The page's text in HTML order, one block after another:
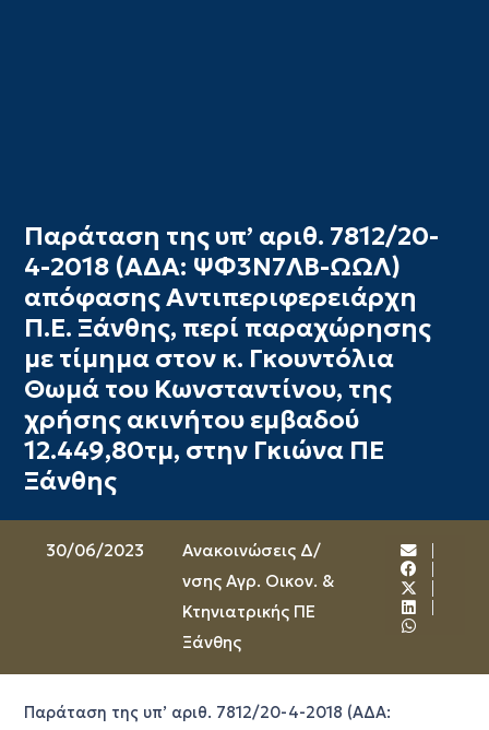
Παράταση της υπ’ αριθ. 7812/20-
4-2018 (ΑΔΑ: ΨΦ3Ν7ΛΒ-ΩΩΛ)
απόφασης Αντιπεριφερειάρχη
Π.Ε. Ξάνθης, περί παραχώρησης
με τίμημα στον κ. Γκουντόλια
Θωμά του Κωνσταντίνου, της
χρήσης ακινήτου εμβαδού
12.449,80τμ, στην Γκιώνα ΠΕ
Ξάνθης
30/06/2023
Ανακοινώσεις Δ/
νσης Αγρ. Οικον. &
Κτηνιατρικής ΠΕ
Ξάνθης
Παράταση της υπ’ αριθ. 7812/20-4-2018 (ΑΔΑ: